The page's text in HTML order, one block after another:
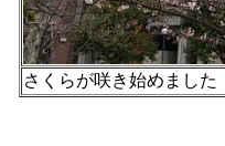
さくらが咲き始めました